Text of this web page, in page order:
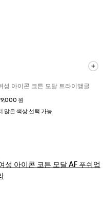
성 아이콘 코튼 모달 트라이앵글
원
많은 색상 선택 가능